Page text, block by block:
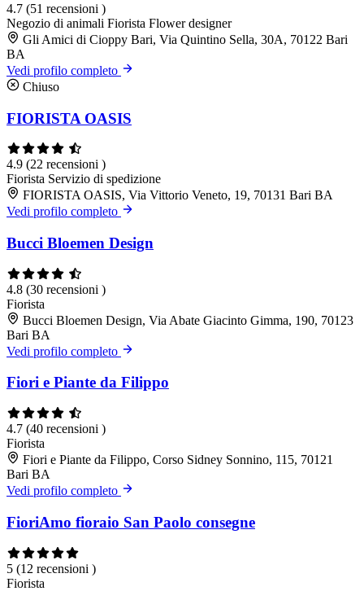
4.7 (51 recensioni )
Negozio di animali Fiorista Flower designer
Gli Amici di Cioppy Bari, Via Quintino Sella, 30A, 70122 Bari
BA
Vedi profilo completo
Chiuso
FIORISTA OASIS
4.9 (22 recensioni )
Fiorista Servizio di spedizione
FIORISTA OASIS, Via Vittorio Veneto, 19, 70131 Bari BA
Vedi profilo completo
Bucci Bloemen Design
4.8 (30 recensioni )
Fiorista
Bucci Bloemen Design, Via Abate Giacinto Gimma, 190, 70123
Bari BA
Vedi profilo completo
Fiori e Piante da Filippo
4.7 (40 recensioni )
Fiorista
Fiori e Piante da Filippo, Corso Sidney Sonnino, 115, 70121
Bari BA
Vedi profilo completo
FioriAmo fioraio San Paolo consegne
5 (12 recensioni )
Fiorista